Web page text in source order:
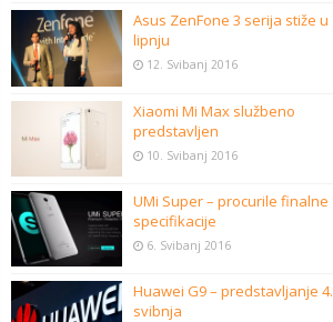
Asus ZenFone 3 serija stiže u
lipnju
12. Svibanj 2016
Xiaomi Mi Max službeno
predstavljen
10. Svibanj 2016
UMi Super – procurile finalne
specifikacije
6. Svibanj 2016
Huawei G9 – predstavljanje 4.
svibnja